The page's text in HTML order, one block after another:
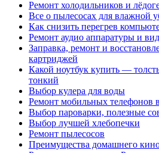
Ремонт холодильников и
Все о пылесосах для влажной
Как снизить перегрев
Ремонт аудио аппаратуры и
Заправка, ремонт и
картриджей
Какой ноутбук купить —
тонкий
Выбор кулера для воды
Ремонт мобильных телефонов
Выбор пароварки, полезные
Выбор лучшей хлебопечки
Ремонт пылесосов
Преимущества домашнего